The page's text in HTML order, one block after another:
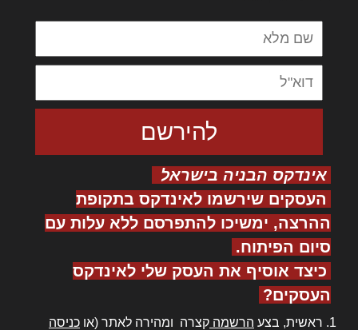
אינדקס הבניה בישראל
העסקים שירשמו לאינדקס בתקופת
ההרצה, ימשיכו להתפרסם ללא עלות עם
סיום הפיתוח.
כיצד אוסיף את העסק שלי לאינדקס
העסקים?
ראשית, בצע הרשמה קצרה ומהירה לאתר (או כניסה